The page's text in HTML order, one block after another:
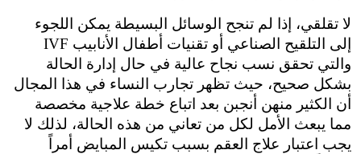
لا تقلقي، إذا لم تنجح الوسائل البسيطة يمكن اللجوء
إلى التلقيح الصناعي أو تقنيات أطفال الأنابيب IVF
والتي تحقق نسب نجاح عالية في حال إدارة الحالة
بشكل صحيح، حيث تظهر تجارب النساء في هذا المجال
مما يبعث الأمل لكل من تعاني من هذه الحالة، لذلك لا
يجب اعتبار علاج العقم بسبب تكيس المبايض أمراً